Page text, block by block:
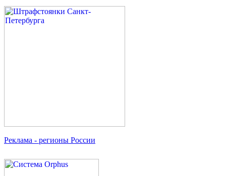
Реклама - регионы России